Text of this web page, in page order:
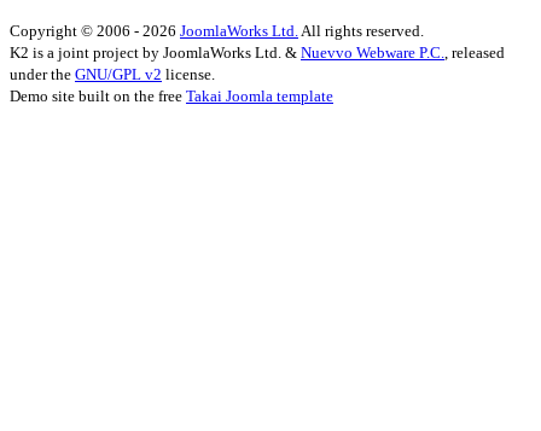
Copyright © 2006 - 2026 JoomlaWorks Ltd. All rights reserved.
K2 is a joint project by JoomlaWorks Ltd. & Nuevvo Webware P.C.
, released
under the GNU/GPL v2 license.
Demo site built on the free Takai Joomla template